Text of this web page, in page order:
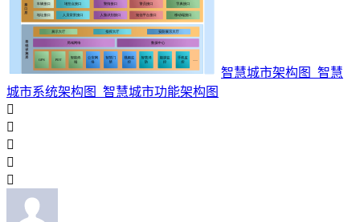
智慧城市架构图_智慧
城市系统架构图_智慧城市功能架构图




